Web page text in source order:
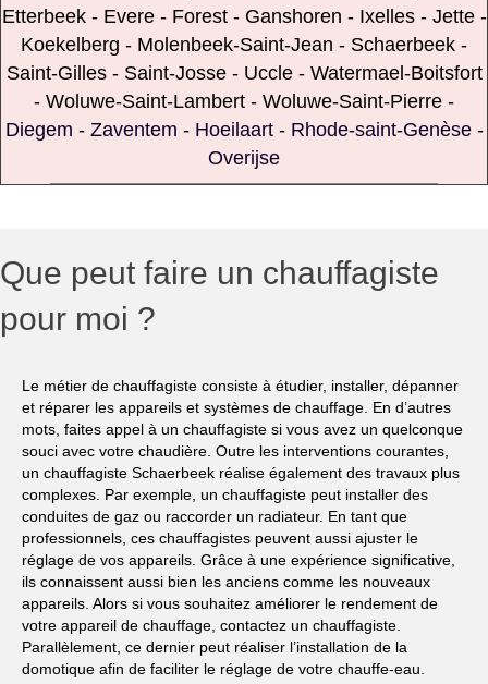
Etterbeek- Evere- Forest- Ganshoren - Ixelles- Jette-
Koekelberg - Molenbeek-Saint-Jean - Schaerbeek -
Saint-Gilles- Saint-Josse- Uccle- Watermael-Boitsfort
- Woluwe-Saint-Lambert - Woluwe-Saint-Pierre -
Diegem - Zaventem - Hoeilaart- Rhode-saint-Genèse-
Overijse
Que peut faire un chauffagiste
pour moi ?
Le métier de chauffagiste consiste à étudier, installer, dépanner
et réparer les appareils et systèmes de chauffage. En d’autres
mots, faites appel à un chauffagiste si vous avez un quelconque
souci avec votre chaudière. Outre les interventions courantes,
un chauffagiste Schaerbeek réalise également des travaux plus
complexes. Par exemple, un chauffagiste peut installer des
conduites de gaz ou raccorder un radiateur. En tant que
professionnels, ces chauffagistes peuvent aussi ajuster le
réglage de vos appareils. Grâce à une expérience significative,
ils connaissent aussi bien les anciens comme les nouveaux
appareils. Alors si vous souhaitez améliorer le rendement de
votre appareil de chauffage, contactez un chauffagiste.
Parallèlement, ce dernier peut réaliser l’installation de la
domotique afin de faciliter le réglage de votre chauffe-eau.